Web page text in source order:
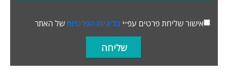
אישור שליחת פרטים עפ״י מדיניות הפרטיותשל האתר